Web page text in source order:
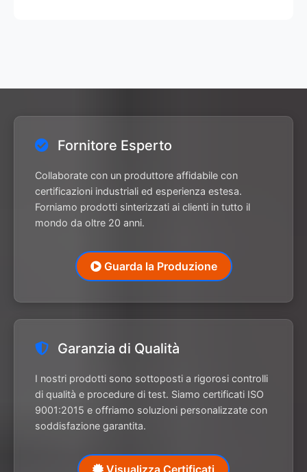
Fornitore Esperto
Collaborate con un produttore affidabile con
certificazioni industriali ed esperienza estesa.
Forniamo prodotti sinterizzati ai clienti in tutto il
mondo da oltre 20 anni.
Guarda la Produzione
Garanzia di Qualità
I nostri prodotti sono sottoposti a rigorosi controlli
di qualità e procedure di test. Siamo certificati ISO
9001:2015 e offriamo soluzioni personalizzate con
soddisfazione garantita.
Visualizza Certificati